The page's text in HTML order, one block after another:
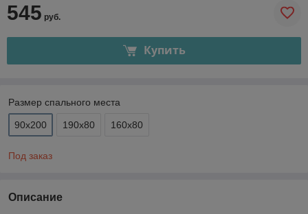
545 руб.
Купить
Размер спального места
90х200 190x80 160x80
Под заказ
Описание